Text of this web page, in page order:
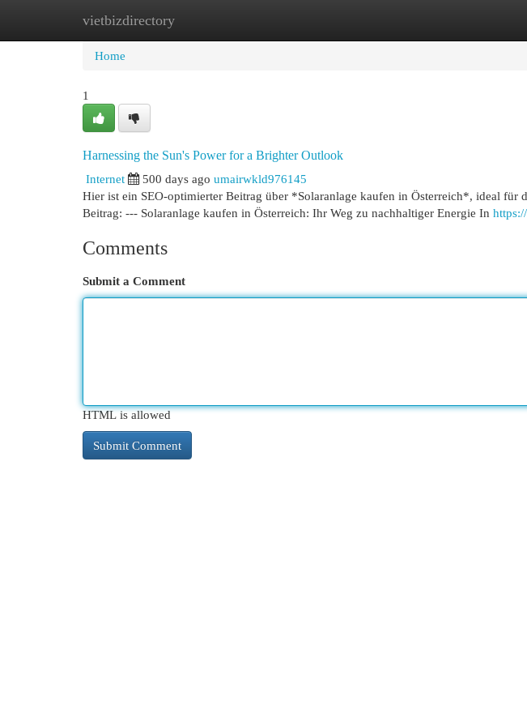
vietbizdirectory
Home New Site Listings
Home
1
Harnessing the Sun's Power for a Brighter Outlook
Internet
500 days ago umairwkld976145
Hier ist ein SEO-optimierter Beitrag über *Solaranlage kaufen in Österreich*, ideal für
Beitrag: --- Solaranlage kaufen in Österreich: Ihr Weg zu nachhaltiger Energie In
Comments
Submit a Comment
HTML is allowed